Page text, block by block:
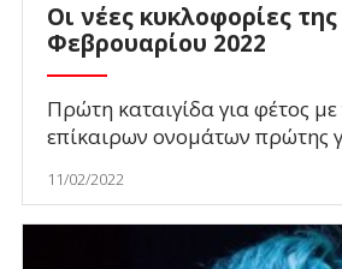
Οι νέες κυκλοφορίες
Φεβρουαρίου 2022
Πρώτη καταιγίδα για φέτος
επίκαιρων ονομάτων πρώτης
11/02/2022